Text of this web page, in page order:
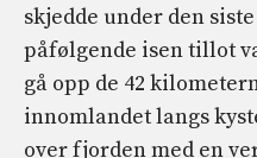
skjedde under den
påfølgende isen tillot
gå opp de 42
innomlandet langs
over fjorden med en